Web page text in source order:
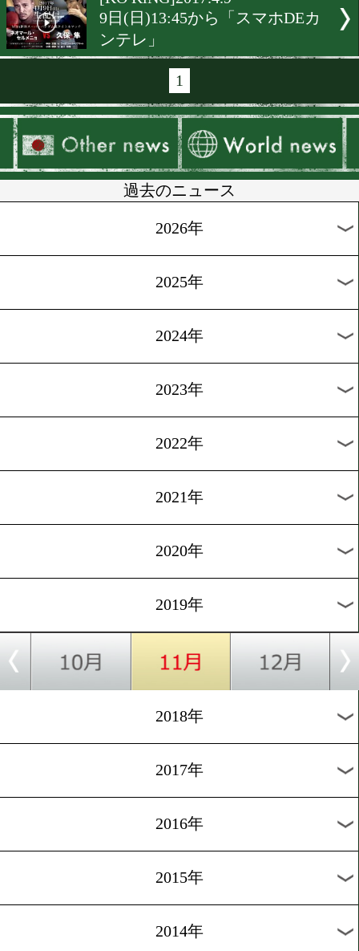
今夜17時からライブ配信開
世界戦
[ハイライト動画]2017.8.28
入場者数14,623人
[KO KiNG]2017.5.7
今週末の香港を任された日
戦士たち
[世界戦特集]2017.4.23
[KO KiNG]2017.4.9
9日(日)13:45から「スマホ
ンテレ」
1
過去のニュース
2025年
2024年
2023年
2022年